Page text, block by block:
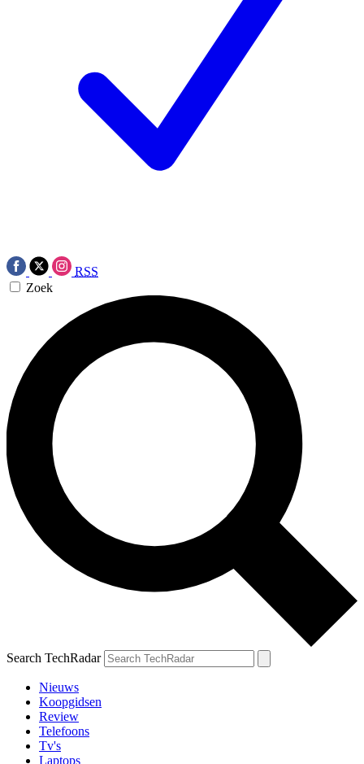
RSS
Zoek
Search TechRadar
Nieuws
Koopgidsen
Review
Telefoons
Tv's
Laptops